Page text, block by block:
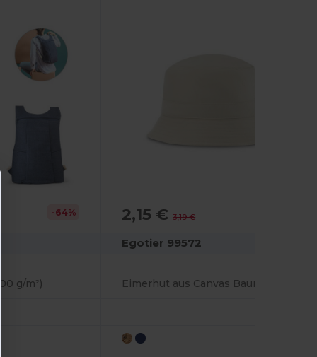
-64%
g/m²)
2,15 €3,19 €
Egotier 99572